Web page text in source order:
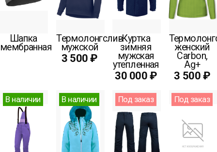
Шапка
мембранная
Термолонгслив
мужской
3 500 ₽
Куртка
зимняя
мужская
утепленная
30 000 ₽
женский
Carbon,
Ag+
3 500 ₽
В наличии В наличии Под заказ Под заказ